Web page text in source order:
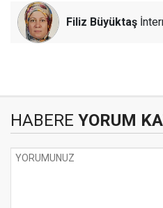
Filiz Büyüktaş
HABERE YORUM